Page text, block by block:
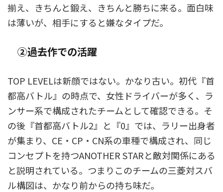
揃え、きちんと鍛え、きちんと勝ちに来る。面白味
は薄いが、相手にすると嫌なタイプだ。
②過去作での活躍
TOP LEVELは新顔ではない。かなり古い。初代『首
都高バトル』の時点で、女性ドライバーが多く、ラ
ンサー系で構成されたチームとして確認できる。そ
の後『首都高バトル2』と『0』では、ラリー出身者
が集まり、CE・CP・CN系の車種で構成され、同じ
コンセプトを持つANOTHER STARと敵対関係にある
と説明されている。つまりこのチームの三菱対スバ
ル構図は、かなり前からの持ち味だ。